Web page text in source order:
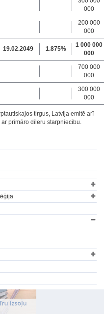
000
200 000
000
19.02.2049 1.875%
1 000 000
000
700 000
000
300 000
000
tirgus, Latvija emitē arī
ar primāro dīleru starpniecību.